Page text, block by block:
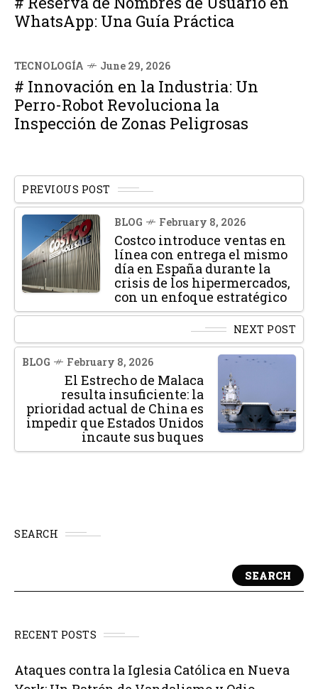
WhatsApp: Una Guía Práctica
TECNOLOGÍA June 29, 2026
# Innovación en la Industria: Un
Perro-Robot Revoluciona la
Inspección de Zonas Peligrosas
PREVIOUS POST
BLOG February 8, 2026
Costco introduce ventas en
línea con entrega el mismo
día en España durante la
crisis de los hipermercados,
con un enfoque estratégico
NEXT POST
BLOG February 8, 2026
El Estrecho de Malaca
resulta insuficiente: la
prioridad actual de China es
impedir que Estados Unidos
incaute sus buques
SEARCH
SEARCH
RECENT POSTS
Ataques contra la Iglesia Católica en Nueva